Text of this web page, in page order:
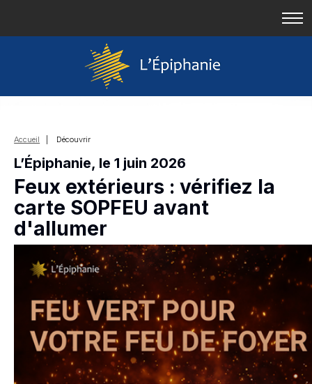
Accueil | Découvrir
L’Épiphanie, le 1 juin 2026
Feux extérieurs : vérifiez la
carte SOPFEU avant
d'allumer